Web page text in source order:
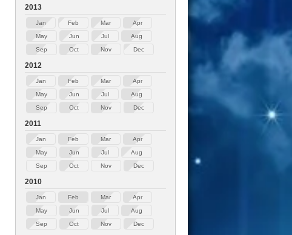
2013
Jan Feb Mar
Apr
May
Jun Jul
Aug
Sep
Oct Nov Dec
2012
Jan Feb Mar
Apr
May
Jun Jul
Aug
Sep
Oct Nov Dec
2011
Jan Feb Mar
Apr
May
Jun Jul
Aug
Sep
Oct Nov Dec
2010
Jan Feb Mar
Apr
May
Jun Jul
Aug
Sep
Oct Nov Dec